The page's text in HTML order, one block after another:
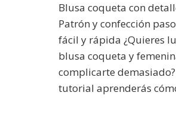
Blusa coqueta con
Patrón y confección
fácil y rápida ¿Quieres
blusa coqueta y
complicarte demasiado?
tutorial aprenderás